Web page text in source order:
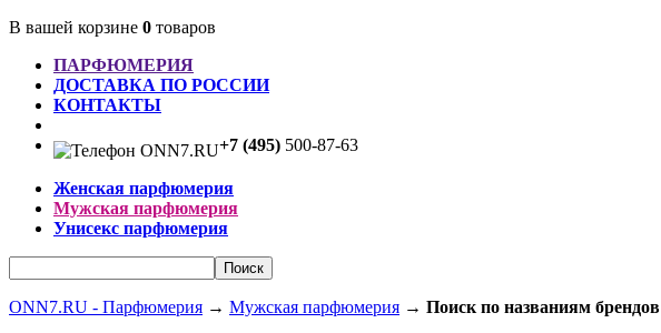
В вашей корзине 0 товаров
ПАРФЮМЕРИЯ
ДОСТАВКА ПО РОССИИ
КОНТАКТЫ
+7 (495) 500-87-63
Женская парфюмерия
Мужская парфюмерия
Унисекс парфюмерия
ONN7.RU - Парфюмерия → Мужская парфюмерия → Поиск по названиям брендов